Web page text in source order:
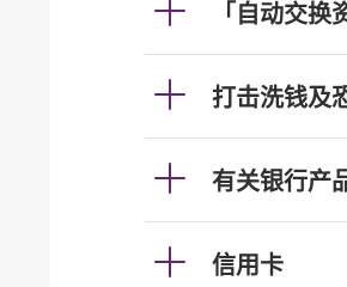
「自动交换
打击洗钱及
有关银行产
信用卡